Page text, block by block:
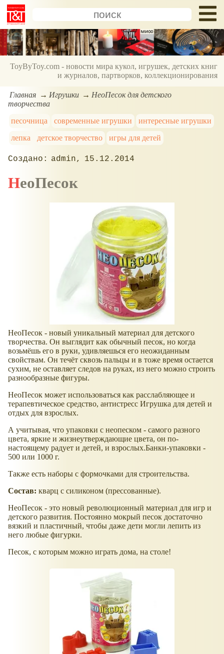
ToyByToy.com - новости мира кукол, игрушек, детских книг
и журналов, партворков, коллекционирования
Главная Игрушки
НеоПесок для детского
творчества
песочница
современные игрушки
интересные игрушки
лепка
детское творчество игры для детей
admin 15.12.2014
НеоПесок
НеоПесок - новый уникальный материал для детского
творчества. Он выглядит как обычный песок, но когда
возьмёшь его в руки, удивляешься его неожиданным
свойствам. Он течёт сквозь пальцы и в тоже время остается
сухим, не оставляет следов на руках, из него можно строить
разнообразные фигуры.
НеоПесок может использоваться как расслабляющее и
терапевтическое средство, антистресс Игрушка для детей и
отдых для взрослых.
А учитывая, что упаковки с неопеском - самого разного
цвета, яркие и жизнеутверждающие цвета, он по-
настоящему радует и детей, и взрослых.Банки-упаковки -
500 или 1000 г.
Также есть наборы с формочками для строительства.
Состав: кварц с силиконом (прессованные).
НеоПесок - это новый революционный материал для игр и
детского развития. Постоянно мокрый песок достаточно
вязкий и пластичный, чтобы даже дети могли лепить из
него любые фигурки.
Песок, с которым можно играть дома, на столе!